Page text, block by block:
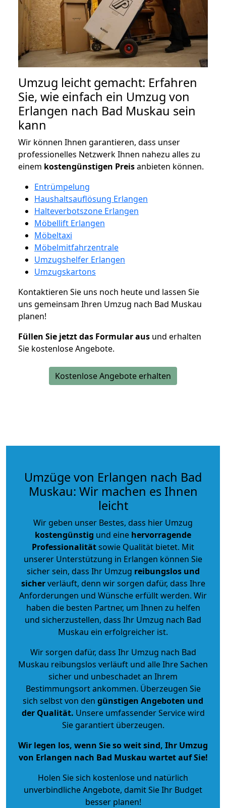
Umzug leicht gemacht: Erfahren
Sie, wie einfach ein Umzug von
Erlangen nach Bad Muskau sein
kann
Wir können Ihnen garantieren, dass unser
professionelles Netzwerk Ihnen nahezu alles zu
einem kostengünstigen Preisanbieten können.
Entrümpelung
Haushaltsauflösung Erlangen
Halteverbotszone Erlangen
Möbellift Erlangen
Möbeltaxi
Möbelmitfahrzentrale
Umzugshelfer Erlangen
Umzugskartons
Kontaktieren Sie uns noch heute und lassen Sie
uns gemeinsam Ihren Umzug nach Bad Muskau
planen!
Füllen Sie jetzt das Formular aus und erhalten
Sie kostenlose Angebote.
Kostenlose Angebote erhalten
Umzüge von Erlangen nach Bad
Muskau: Wir machen es Ihnen
leicht
Wir geben unser Bestes, dass hier Umzug
kostengünstig und eine hervorragende
Professionalitätsowie Qualität bietet. Mit
unserer Unterstützung in Erlangen können Sie
sicher sein, dass Ihr Umzug reibungslos und
sicherverläuft, denn wir sorgen dafür, dass Ihre
Anforderungen und Wünsche erfüllt werden. Wir
haben die besten Partner, um Ihnen zu helfen
und sicherzustellen, dass Ihr Umzug nach Bad
Muskau ein erfolgreicher ist.
Wir sorgen dafür, dass Ihr Umzug nach Bad
Muskau reibungslos verläuft und alle Ihre Sachen
sicher und unbeschadet an Ihrem
Bestimmungsort ankommen. Überzeugen Sie
sich selbst von den günstigen Angeboten und
der Qualität. Unsere umfassender Service wird
Sie garantiert überzeugen.
Wir legen los, wenn Sie so weit sind, Ihr Umzug
von Erlangen nach Bad Muskau wartet auf Sie!
Holen Sie sich kostenlose und natürlich
unverbindliche Angebote, damit Sie Ihr Budget
besser planen!